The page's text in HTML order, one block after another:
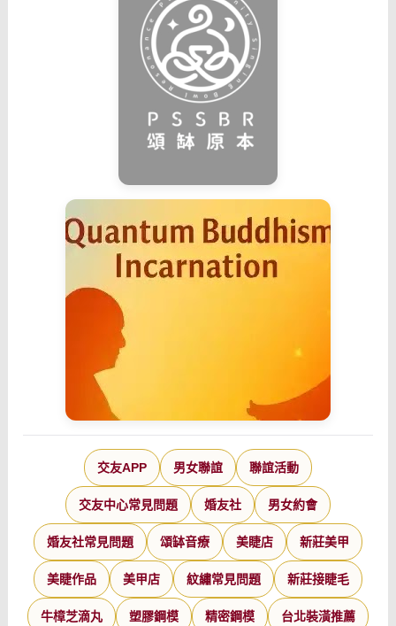
交友APP 男女聯誼 聯誼活動
交友中心常見問題 婚友社 男女約會
婚友社常見問題 頌缽音療 美睫店 新莊美甲
美睫作品 美甲店 紋繡常見問題 新莊接睫毛
牛樟芝滴丸 塑膠鋼模 精密鋼模 台北裝潢推薦